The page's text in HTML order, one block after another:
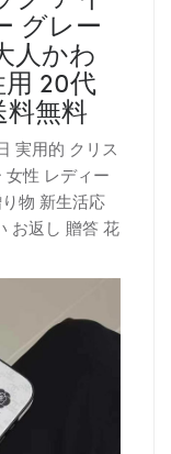
グレー
人かわ
20代
無料
実用的 クリス
性 レディー
物 新生活応
お返し 贈答 花